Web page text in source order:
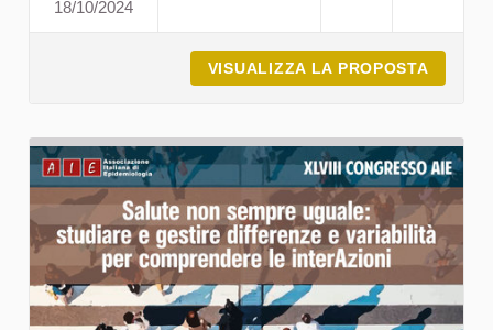
18/10/2024
VISUALIZZA LA PROPOSTA